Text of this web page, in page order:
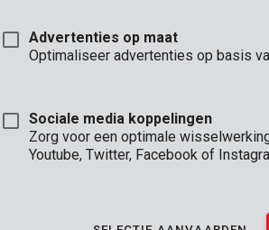
VARO - Vic. Van Rompuy nv
Joseph Van Instraat 9
VARO IBERICA
Advertenties op maat
Optimaliseer advertenties op basis
Sociale media koppelingen
Zorg voor een optimale
Youtube, Twitter, Facebook of